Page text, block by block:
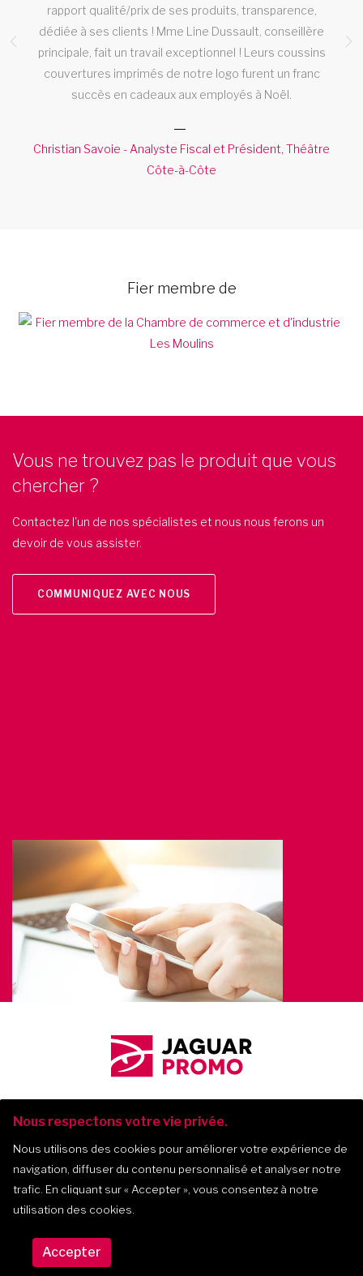
rapport qualité/prix de ses produits, transparence,
dédiée à ses clients ! Mme Line Dussault, conseillère
principale, fait un travail exceptionnel ! Leurs coussins
couvertures imprimés de notre logo furent un franc
succès en cadeaux aux employés à Noël.
Christian Savoie - Analyste Fiscal et Président, Théâtre
Côte-à-Côte
Fier membre de
Vous ne trouvez pas le produit que vous
chercher ?
Contactez l'un de nos spécialistes et nous nous ferons un
devoir de vous assister.
COMMUNIQUEZ AVEC NOUS
Jaguar Promo-2017-2026
475, montée Masson, bur. 202, Mascouche
(Québec) J7K 2L6
Nous respectons votre vie privée.
Nous utilisons des cookies pour améliorer votre expérience de
navigation, diffuser du contenu personnalisé et analyser notre
trafic. En cliquant sur« Accepter » , vous consentez à notre
utilisation des cookies.
Accepter